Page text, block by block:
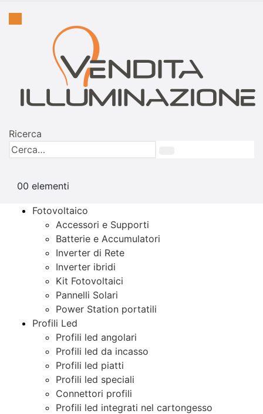
Ricerca
00 elementi
Fotovoltaico
Accessori e Supporti
Batterie e Accumulatori
Inverter di Rete
Inverter ibridi
Kit Fotovoltaici
Pannelli Solari
Power Station portatili
Profili Led
Profili led angolari
Profili led da incasso
Profili led piatti
Profili led speciali
Connettori profili
Profili led integrati nel cartongesso